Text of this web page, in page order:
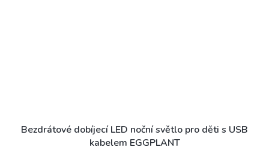
Bezdrátové dobíjecí LED noční světlo pro děti s USB
kabelem EGGPLANT